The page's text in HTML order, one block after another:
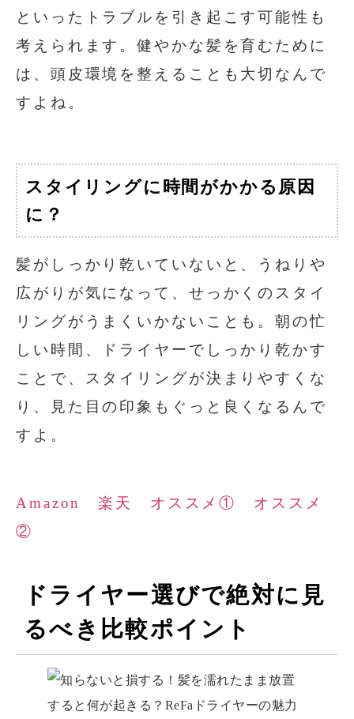
といったトラブルを引き起こす可能性も
考えられます。健やかな髪を育むために
は、頭皮環境を整えることも大切なんで
すよね。
スタイリングに時間がかかる原因
に？
髪がしっかり乾いていないと、うねりや
広がりが気になって、せっかくのスタイ
リングがうまくいかないことも。朝の忙
しい時間、ドライヤーでしっかり乾かす
ことで、スタイリングが決まりやすくな
り、見た目の印象もぐっと良くなるんで
すよ。
Amazon 楽天 オススメ①
オススメ
②
ドライヤー選びで絶対に見
るべき比較ポイント